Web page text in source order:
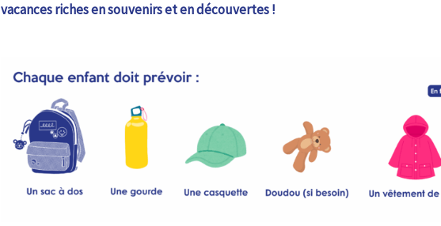
vacances riches en souvenirs et en découvertes !